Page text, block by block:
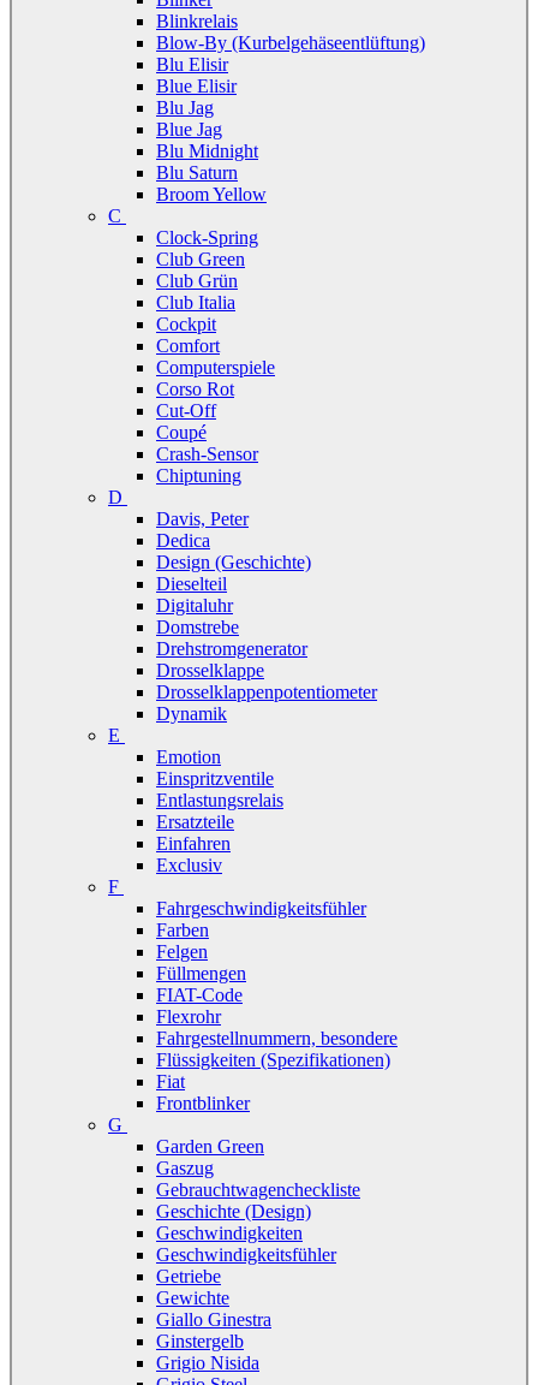
Blinkrelais
Blow-By (Kurbelgehäseentlüftung)
Blu Elisir
Blue Elisir
Blu Jag
Blue Jag
Blu Midnight
Blu Saturn
Broom Yellow
C
Clock-Spring
Club Green
Club Grün
Club Italia
Cockpit
Comfort
Computerspiele
Corso Rot
Cut-Off
Coupé
Crash-Sensor
Chiptuning
D
Davis, Peter
Dedica
Design (Geschichte)
Dieselteil
Digitaluhr
Domstrebe
Drehstromgenerator
Drosselklappe
Drosselklappenpotentiometer
Dynamik
E
Emotion
Einspritzventile
Entlastungsrelais
Ersatzteile
Einfahren
Exclusiv
F
Fahrgeschwindigkeitsfühler
Farben
Felgen
Füllmengen
FIAT-Code
Flexrohr
Fahrgestellnummern, besondere
Flüssigkeiten (Spezifikationen)
Fiat
Frontblinker
G
Garden Green
Gaszug
Gebrauchtwagencheckliste
Geschichte (Design)
Geschwindigkeiten
Geschwindigkeitsfühler
Getriebe
Gewichte
Giallo Ginestra
Ginstergelb
Grigio Nisida